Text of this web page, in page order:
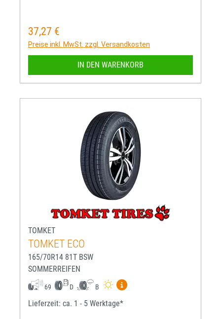
Regulärer Preis:
37,27 €
Preise inkl. MwSt. zzgl. Versandkosten
IN DEN WARENKORB
TOMKET
TOMKET ECO
165/70R14 81T BSW
SOMMERREIFEN
69 D B
Mehr Informationen zum
Lieferzeit: ca. 1 - 5 Werktage*